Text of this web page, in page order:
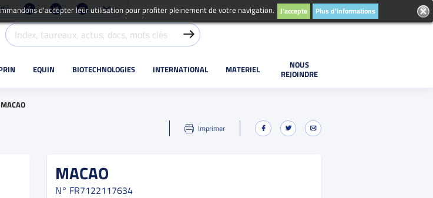
!
EQUIN BIOTECHNOLOGIES INTERNATIONAL MATERIEL
NOUS
REJOINDRE
MACAO
Imprimer
MACAO
N° FR7122117634
d'accepter leur utilisation pour profiter pleinement de votre navigation. J'accepte Plus d'informations